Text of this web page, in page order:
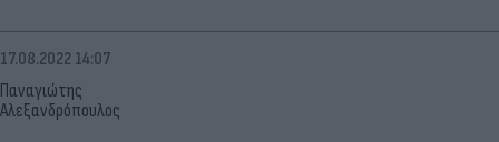
Παναγιώτης
Αλεξανδρόπουλος
17.08.2022 14:07